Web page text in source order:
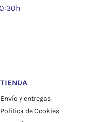
TIENDA
Envío y entregas
Política de Cookies